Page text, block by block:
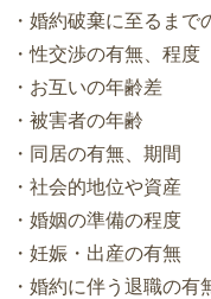
・婚約破棄に至るまで
・性交渉の有無、程度
・お互いの年齢差
・被害者の年齢
・同居の有無、期間
・社会的地位や資産
・婚姻の準備の程度
・妊娠・出産の有無
・婚約に伴う退職の有